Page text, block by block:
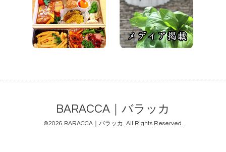
BARACCA｜バラッカ
©2026 BARACCA｜バラッカ . All Rights Reserved.